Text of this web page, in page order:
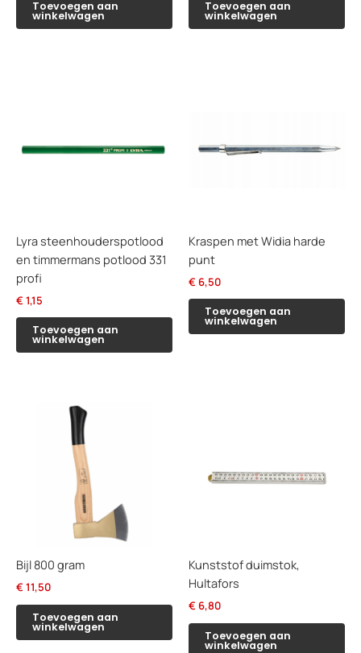
Toevoegen aan
winkelwagen
Toevoegen aan
winkelwagen
Lyra steenhouderspotlood
en timmermans potlood 331
profi
€ 1,15
Toevoegen aan
winkelwagen
Kraspen met Widia harde
punt
€ 6,50
Toevoegen aan
winkelwagen
Bijl 800 gram
€ 11,50
Toevoegen aan
winkelwagen
Kunststof duimstok,
Hultafors
€ 6,80
Toevoegen aan
winkelwagen